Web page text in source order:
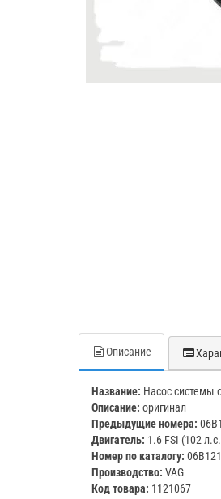
Описание
Название: Насос системы
Описание: оригинал
Предыдущие номера:
Двигатель: 1.6 FSI (102
Номер по каталогу:
Производство: VAG
Код товара: 1121067